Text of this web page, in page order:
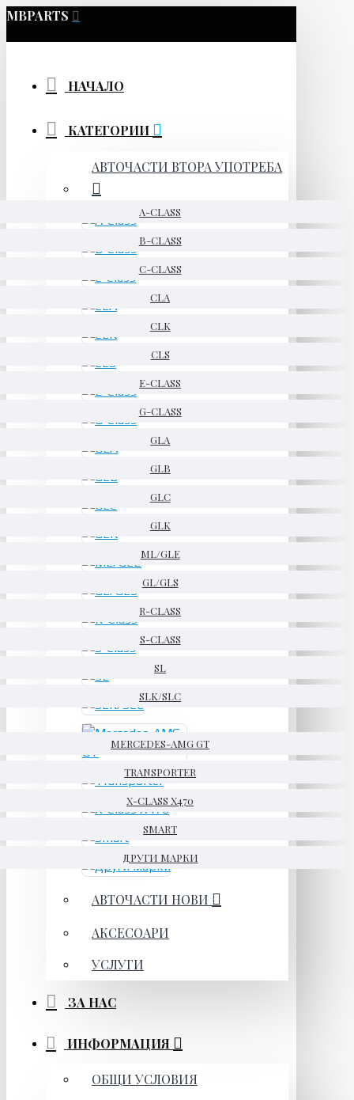
MBPARTS
НАЧАЛО
КАТЕГОРИИ
АВТОЧАСТИ ВТОРА УПОТРЕБА
A-CLASS
B-CLASS
C-CLASS
CLA
CLK
CLS
E-CLASS
G-CLASS
GLA
GLB
GLC
GLK
ML/GLE
GL/GLS
R-CLASS
S-CLASS
SL
SLK/SLC
MERCEDES-AMG GT
TRANSPORTER
X-CLASS X470
SMART
ДРУГИ МАРКИ
АВТОЧАСТИ НОВИ
АКСЕСОАРИ
УСЛУГИ
ЗА НАС
ИНФОРМАЦИЯ
ОБЩИ УСЛОВИЯ